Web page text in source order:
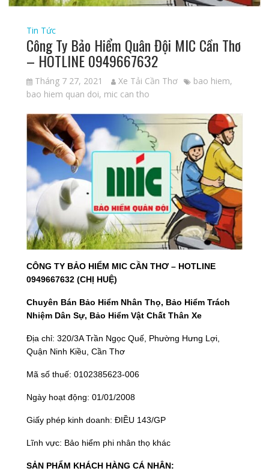
Tin Tức
Công Ty Bảo Hiểm Quân Đội MIC Cần Thơ
– HOTLINE 0949667632
Tháng 7 27, 2021 Xe Tải Cần Thơ bao hiem,
bao hiem quan doi, mic can tho
CÔNG TY BẢO HIỂM MIC CẦN THƠ – HOTLINE
0949667632 (CHỊ HUỆ)
Chuyên Bán Bảo Hiểm Nhân Thọ, Bảo Hiểm Trách
Nhiệm Dân Sự, Bảo Hiểm Vật Chất Thân Xe
Địa chỉ: 320/3A Trần Ngọc Quế, Phường Hưng Lợi,
Quận Ninh Kiều, Cần Thơ
Mã số thuế: 0102385623-006
Ngày hoạt động: 01/01/2008
Giấy phép kinh doanh: ĐIỀU 143/GP
Lĩnh vực: Bảo hiểm phi nhân thọ khác
SẢN PHẨM KHÁCH HÀNG CÁ NHÂN: